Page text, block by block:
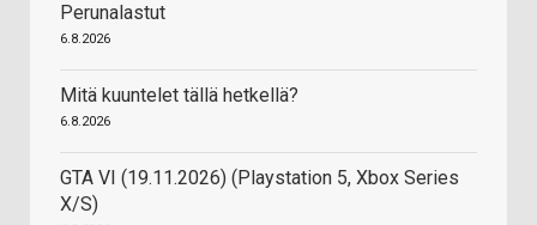
Perunalastut
6.8.2026
Mitä kuuntelet tällä hetkellä?
6.8.2026
GTA VI (19.11.2026) (Playstation 5, Xbox Series
X/S)